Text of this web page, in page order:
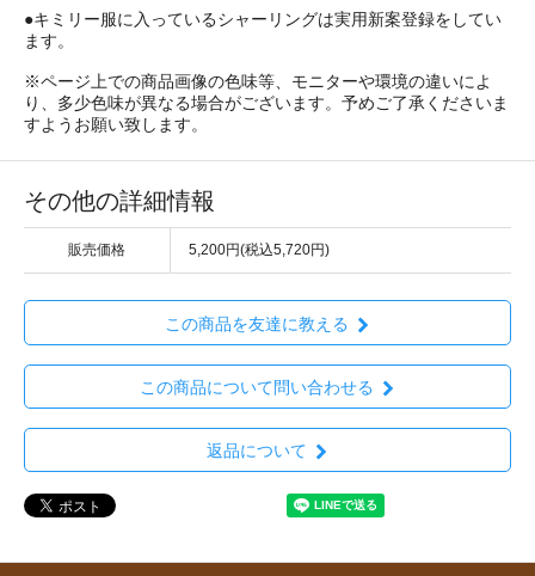
●キミリー服に入っているシャーリングは実用新案登録をしてい
ます。
※ページ上での商品画像の色味等、モニターや環境の違いによ
り、多少色味が異なる場合がございます。予めご了承くださいま
すようお願い致します。
その他の詳細情報
販売価格 5,200円(税込5,720円)
この商品を友達に教える
この商品について問い合わせる
返品について